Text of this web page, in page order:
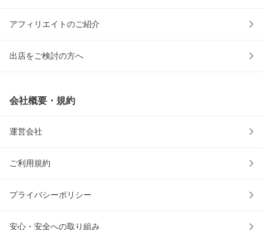
アフィリエイトのご紹介
出店をご検討の方へ
会社概要・規約
運営会社
ご利用規約
プライバシーポリシー
安心・安全への取り組み